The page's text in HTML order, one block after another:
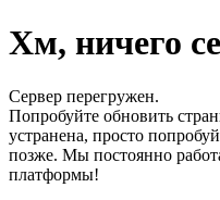
Хм, ничего
Сервер перегружен.
Попробуйте обновить
устранена, просто
позже. Мы постоянно
платформы!